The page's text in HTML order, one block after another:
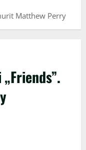
Matthew Perry